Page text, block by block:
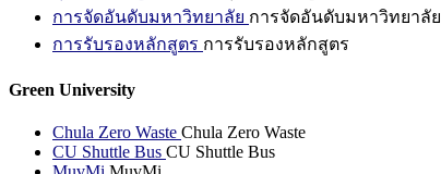
การจัดอันดับมหาวิทยาลัย การจัดอันดับมหาวิทยาลัย
การรับรองหลักสูตร การรับรองหลักสูตร
Green University
Chula Zero Waste Chula Zero Waste
CU Shuttle Bus CU Shuttle Bus